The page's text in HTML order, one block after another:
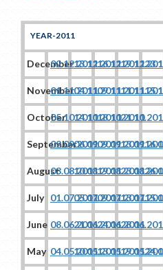
YEAR-2011
December02.12.201113.12.201116.12.2011
November01.11.201104.11.201109.11.2011
October05.10.201114.10.201118.10.2011
September
02.09.201106.09.201109.09.2011
August03.08.201110.08.201119.08.2011
July 01.07.201105.07.201109.07.2011
June 08.06.201121.06.201124.06.2011
May 04.05.201110.05.2011
13.05.201124